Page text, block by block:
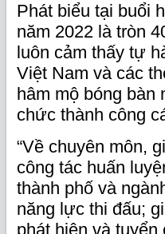
Phát biểu tại buổi
năm 2022 là tròn
luôn cảm thấy tự
Việt Nam và các
hâm mộ bóng bàn
chức thành công
“Về chuyên môn,
công tác huấn
thành phố và
năng lực thi đấu;
phát hiện và